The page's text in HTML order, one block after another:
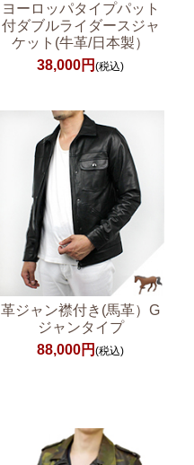
ヨーロッパタイプパット
付ダブルライダースジャ
ケット(牛革/日本製）
38,000円(税込)
革ジャン襟付き(馬革）G
ジャンタイプ
88,000円(税込)